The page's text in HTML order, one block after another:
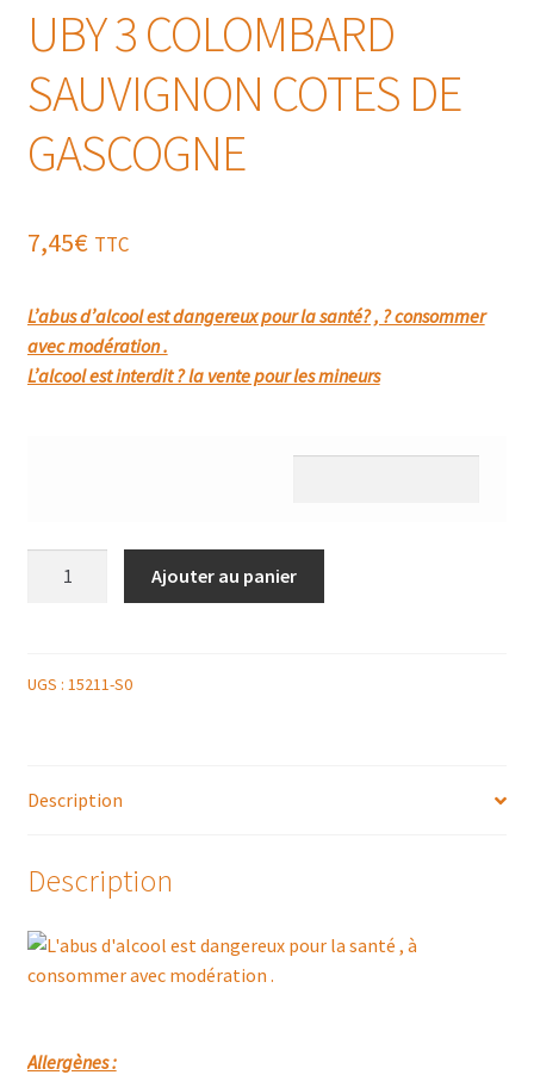
UBY 3 COLOMBARD
SAUVIGNON COTES DE
GASCOGNE
7,45€ TTC
L’abus d’alcool est dangereux pour la santé? , ? consommer
avec modération .
L’alcool est interdit ? la vente pour les mineurs
COLOMBARD
GASCOGNE
Ajouter au panier
UGS : 15211-S0
Description
Description
Allergènes :